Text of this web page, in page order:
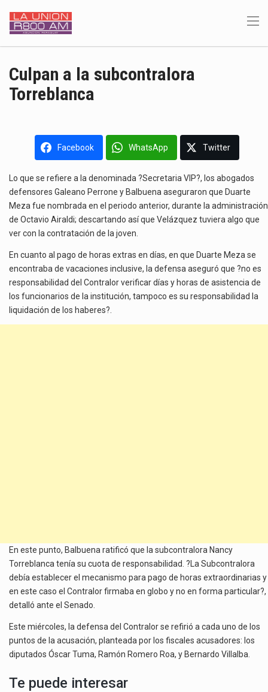
Culpan a la subcontralora
Torreblanca
Facebook WhatsApp Twitter
Lo que se refiere a la denominada ?Secretaria VIP?, los abogados
defensores Galeano Perrone y Balbuena aseguraron que Duarte
Meza fue nombrada en el periodo anterior, durante la administración
de Octavio Airaldi; descartando así que Velázquez tuviera algo que
ver con la contratación de la joven.
En cuanto al pago de horas extras en días, en que Duarte Meza se
encontraba de vacaciones inclusive, la defensa aseguró que ?no es
responsabilidad del Contralor verificar días y horas de asistencia de
los funcionarios de la institución, tampoco es su responsabilidad la
liquidación de los haberes?.
En este punto, Balbuena ratificó que la subcontralora Nancy
Torreblanca tenía su cuota de responsabilidad. ?La Subcontralora
debía establecer el mecanismo para pago de horas extraordinarias y
en este caso el Contralor firmaba en globo y no en forma particular?,
detalló ante el Senado.
Este miércoles, la defensa del Contralor se refirió a cada uno de los
puntos de la acusación, planteada por los fiscales acusadores: los
diputados Óscar Tuma, Ramón Romero Roa, y Bernardo Villalba.
Te puede interesar